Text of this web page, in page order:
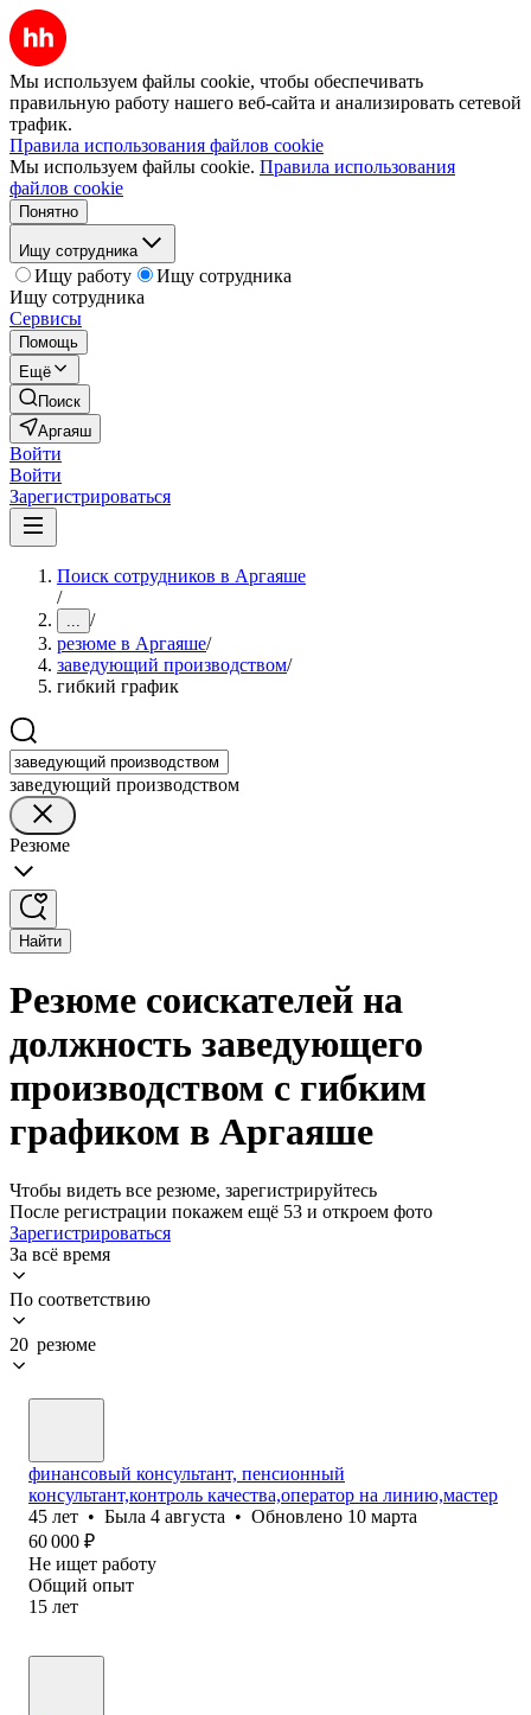
Мы используем файлы cookie, чтобы обеспечивать
правильную работу нашего веб-сайта и анализировать сетевой
трафик.
Правила использования файлов cookie
Мы используем файлы cookie. Правила использования
файлов cookie
Понятно
Ищу сотрудника
Ищу работу
Ищу сотрудника
Ищу сотрудника
Сервисы
Помощь
Ещё
Поиск
Аргаяш
Войти
Войти
Зарегистрироваться
Поиск сотрудников в Аргаяше
/
... /
резюме в Аргаяше/
заведующий производством/
гибкий график
заведующий производством
Резюме
Найти
Резюме соискателей на
должность заведующего
производством с гибким
графиком в Аргаяше
Чтобы видеть все резюме, зарегистрируйтесь
После регистрации покажем ещё 53 и откроем фото
Зарегистрироваться
За всё время
По соответствию
20 резюме
финансовый консультант, пенсионный
консультант,контроль качества,оператор на линию,мастер
45 лет • Была 4 августа • Обновлено 10 марта
60 000 ₽
Не ищет работу
Общий опыт
15 лет